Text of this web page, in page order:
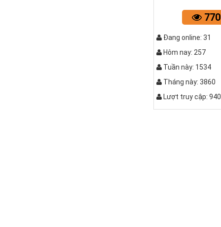
Đang online: 31
Hôm nay: 257
Tuần này: 1534
Tháng này: 3860
Lượt truy cập: